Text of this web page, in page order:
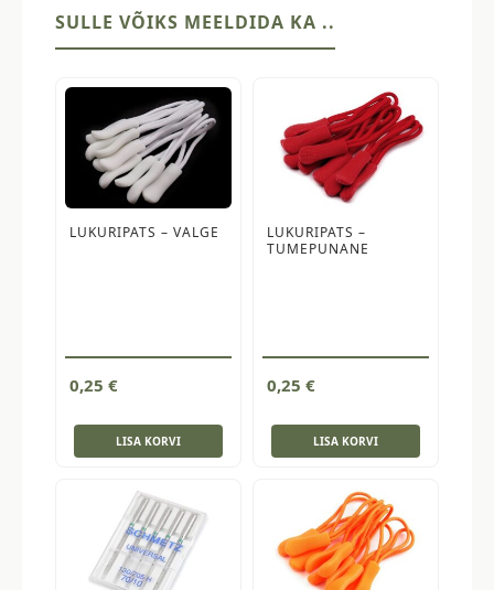
kogus
SULLE VÕIKS MEELDIDA KA ..
LUKURIPATS – VALGE
0,25 €
LISA KORVI
LUKURIPATS –
TUMEPUNANE
0,25 €
LISA KORVI